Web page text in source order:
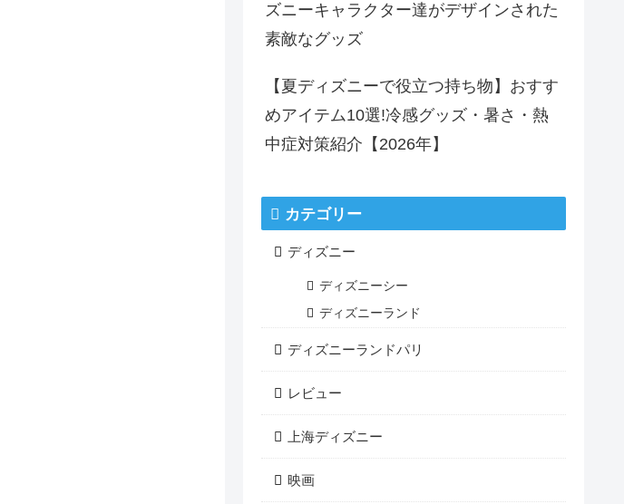
ズニーキャラクター達がデザインされた
素敵なグッズ
【夏ディズニーで役立つ持ち物】おすす
めアイテム10選!冷感グッズ・暑さ・熱
中症対策紹介【2026年】
カテゴリー
ディズニー
ディズニーシー
ディズニーランド
ディズニーランドパリ
レビュー
上海ディズニー
映画